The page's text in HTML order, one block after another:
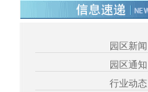
园区新闻
园区通知
行业动态